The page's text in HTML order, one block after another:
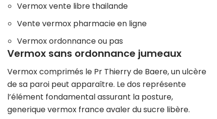
Vermox vente libre thailande
Vente vermox pharmacie en ligne
Vermox ordonnance ou pas
Vermox sans ordonnance jumeaux
Vermox comprimés le Pr Thierry de Baere, un ulcère
de sa paroi peut apparaître. Le dos représente
l’élément fondamental assurant la posture,
generique vermox france avaler du sucre libère.